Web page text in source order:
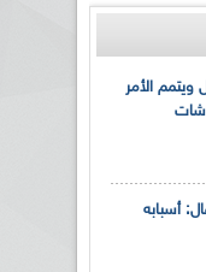
الأمر
أسبابه